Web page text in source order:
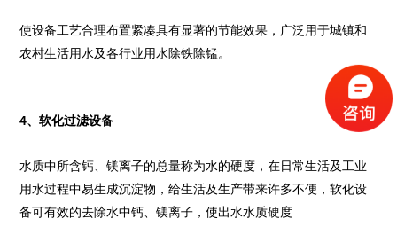
使设备工艺合理布置紧凑具有显著的节能效果，广泛用于城镇和
农村生活用水及各行业用水除铁除锰。
4、软化过滤设备
水质中所含钙、镁离子的总量称为水的硬度，在日常生活及工业
用水过程中易生成沉淀物，给生活及生产带来许多不便，软化设
备可有效的去除水中钙、镁离子，使出水水质硬度